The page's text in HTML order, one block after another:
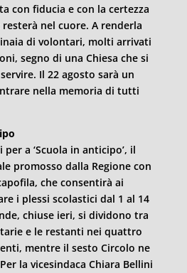
con fiducia e con la certezza
resterà nel cuore. A renderla
di volontari, molti arrivati
segno di una Chiesa che si
Il 22 agosto sarà un
nella memoria di tutti
a ‘Scuola in anticipo’, il
promosso dalla Regione con
che consentirà ai
i plessi scolastici dal 1 al 14
chiuse ieri, si dividono tra
e le restanti nei quattro
mentre il sesto Circolo ne
la vicesindaca Chiara Bellini